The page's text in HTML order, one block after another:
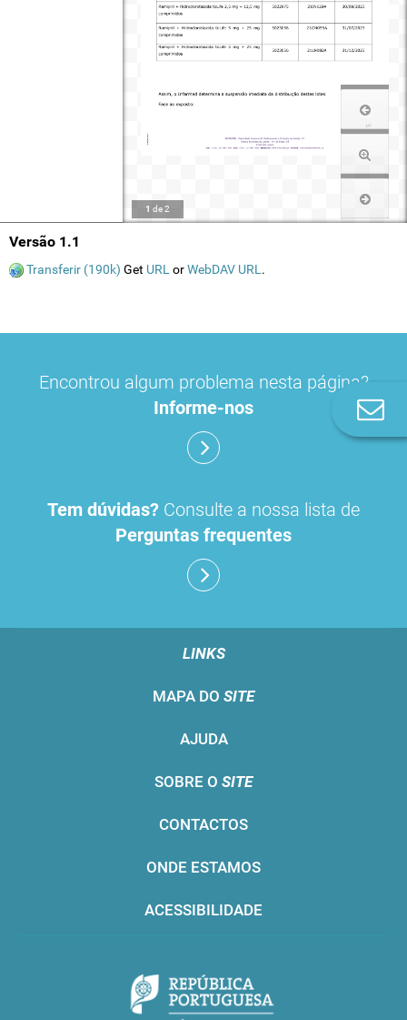
1 de2
Versão 1.1
Transferir (190k) Get URL orWebDAV URL .
Encontrou algum problema nesta página?
Informe-nos
Tem dúvidas? Consulte a nossa lista de
Perguntas frequentes
LINKS
MAPA DO SITE
AJUDA
SOBRE O SITE
CONTACTOS
ONDE ESTAMOS
ACESSIBILIDADE